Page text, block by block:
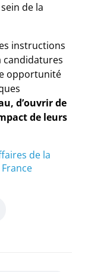
de la
instructions
candidatures
opportunité
d’ouvrir de
de leurs
de la